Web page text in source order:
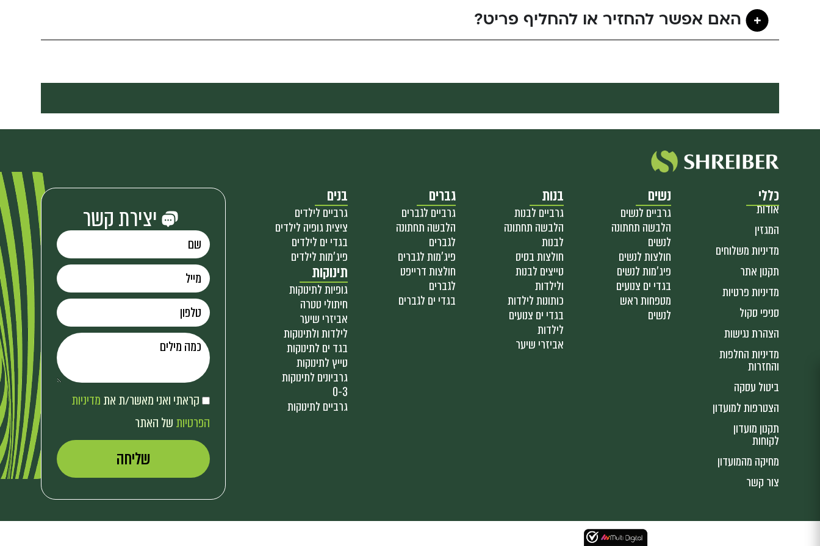
האם אפשר להחזיר או להחליף פריט?
כללי
אודות
המגזין
מדיניות משלוחים
תקנון אתר
מדיניות פרטיות
סניפי סקול
הצהרת נגישות
מדיניות החלפות
והחזרות
ביטול עסקה
הצטרפות למועדון
תקנון מועדון
לקוחות
מחיקה מהמועדון
צור קשר
נשים
גרביים לנשים
הלבשה תחתונה
לנשים
חולצות לנשים
פיג'מות לנשים
בגדי ים צנועים
מטפחות ראש
לנשים
בנות
גרביים לבנות
הלבשה תחתונה
לבנות
חולצות בסיס
טייצים לבנות
ולילדות
כותונות לילדות
בגדי ים צנועים
לילדות
אביזרי שיער
גברים
גרביים לגברים
הלבשה תחתונה
לגברים
פיג'מות לגברים
חולצות דרייפט
לגברים
בגדי ים לגברים
בנים
גרביים לילדים
ציצית גופיה לילדים
בגדי ים לילדים
פיג'מות לילדים
תינוקות
גופיות לתינוקות
חיתולי טטרה
אביזרי שיער
לילדות ולתינוקות
בגד ים לתינוקות
טייץ לתינוקות
גרביונים לתינוקות
0-3
גרביים לתינוקות
יצירת קשר
קראתי ואני מאשר/ת אתמדיניות
הפרטיותשל האתר
שליחה